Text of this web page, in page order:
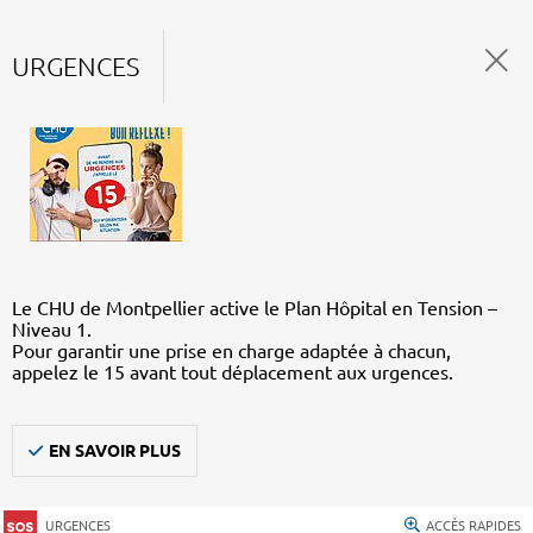
URGENCES
Le CHU de Montpellier active le Plan Hôpital en Tension –
Niveau 1.
Pour garantir une prise en charge adaptée à chacun,
appelez le 15 avant tout déplacement aux urgences.
EN SAVOIR PLUS
URGENCES ACCÈS RAPIDES